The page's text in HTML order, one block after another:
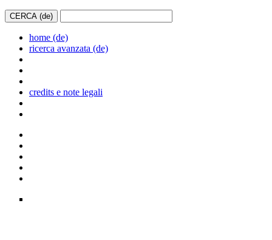
home (de)
ricerca avanzata (de)
credits e note legali